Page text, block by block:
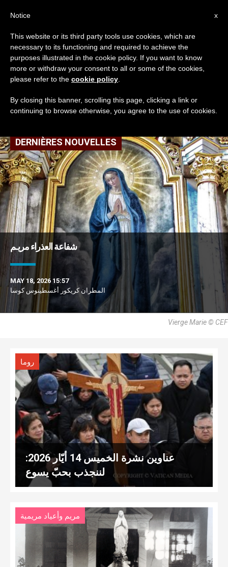
TAG
Posts Tagged ‘شفاعة
مريم’
DERNIÈRES NOUVELLES
شفاعة العذراء مريـم
MAY 18, 2026 15:57
المطران كريكور أغسطينوس كوسا
Vierge Marie © CEF
روما
عناوين نشرة الخميس 14 أيّار 2026:
لننجذب بحبّ يسوع
مريم وأعياد مريمية
x
Notice
This website or its third party tools use cookies, which are
necessary to its functioning and required to achieve the
purposes illustrated in the cookie policy. If you want to know
more or withdraw your consent to all or some of the cookies,
please refer to the cookie policy
By closing this banner, scrolling this page, clicking a link or
continuing to browse otherwise, you agree to the use of cookies.